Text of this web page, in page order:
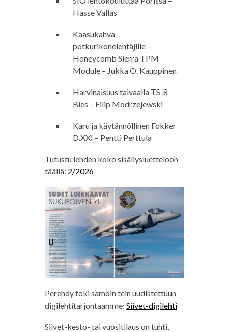
Hasse Vallas
Kaasukahva
potkurikonelentäjille –
Honeycomb Sierra TPM
Module – Jukka O. Kauppinen
Harvinaisuus taivaalla TS-8
Bies – Filip Modrzejewski
Karu ja käytännöllinen Fokker
D.XXI – Pentti Perttula
Tutustu lehden koko sisällysluetteloon
täällä: 2/2026
Perehdy toki samoin tein uudistettuun
digilehtitarjontaamme: Siivet-digilehti
Siivet-kesto- tai vuositilaus on tuhti,